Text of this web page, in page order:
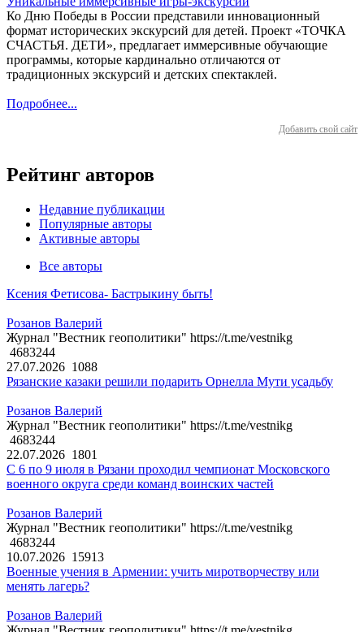
Ко Дню Победы в России представили инновационный
формат исторических экскурсий для детей. Проект «ТОЧКА
СЧАСТЬЯ. ДЕТИ», предлагает иммерсивные обучающие
программы, которые кардинально отличаются от
традиционных экскурсий и детских спектаклей.
Подробнее...
Добавить свой сайт
Рейтинг авторов
Недавние публикации
Популярные авторы
Активные авторы
Все авторы
Ксения Фетисова- Бастрыкину быть!
Розанов Валерий
Журнал "Вестник геополитики" https://t.me/vestnikg
4683244
27.07.2026 1088
Рязанские казаки решили подарить Орнелла Мути усадьбу
Розанов Валерий
Журнал "Вестник геополитики" https://t.me/vestnikg
4683244
22.07.2026 1801
С 6 по 9 июля в Рязани проходил чемпионат Московского
военного округа среди команд воинских частей
Розанов Валерий
Журнал "Вестник геополитики" https://t.me/vestnikg
4683244
10.07.2026 15913
Военные учения в Армении: учить миротворчеству или
менять лагерь?
Розанов Валерий